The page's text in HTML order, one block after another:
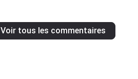
Voir tous les commentaires